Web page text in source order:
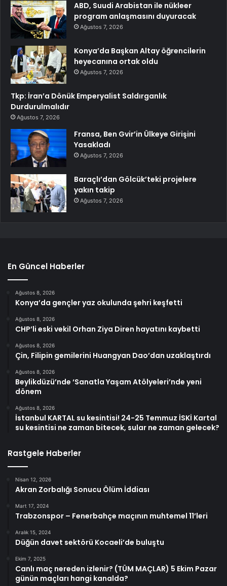
ABD, Suudi Arabistan ile nükleer
program anlaşmasını duyuracak
Ağustos 7, 2026
Konya’da Başkan Altay öğrencilerin
heyecanına ortak oldu
Ağustos 7, 2026
Tkp: İran’a Dönük Emperyalist Saldırganlık
Durdurulmalıdır
Ağustos 7, 2026
Fransa, Ben Gvir’in Ülkeye Girişini
Yasakladı
Ağustos 7, 2026
Baraçlı’dan Gölcük’teki projelere
yakın takip
Ağustos 7, 2026
En Güncel Haberler
Ağustos 8, 2026
Konya’da gençler yaz okulunda şehri keşfetti
Ağustos 8, 2026
CHP’li eski vekil Orhan Ziya Diren hayatını kaybetti
Ağustos 8, 2026
Çin, Filipin gemilerini Huangyan Dao’dan uzaklaştırdı
Ağustos 8, 2026
Beylikdüzü’nde ‘Sanatla Yaşam Atölyeleri’nde yeni
dönem
Ağustos 8, 2026
İstanbul KARTAL su kesintisi! 24-25 Temmuz İSKİ Kartal
su kesintisi ne zaman bitecek, sular ne zaman gelecek?
Rastgele Haberler
Nisan 12, 2026
Akran Zorbalığı Sonucu Ölüm İddiası
Mart 17, 2024
Trabzonspor – Fenerbahçe maçının muhtemel 11’leri
Aralık 15, 2024
Düğün davet sektörü Kocaeli’de buluştu
Ekim 7, 2025
Canlı maç nereden izlenir? (TÜM MAÇLAR) 5 Ekim Pazar
günün maçları hangi kanalda?